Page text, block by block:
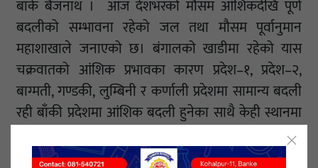
बाँके बैजनाथ । आज देशभरको मौसम आंशिकदेखि पूर्ण
बदलीको सम्भावना रहेको जल तथा मौसम पूर्वानुमान
महाशाखाले जनाएको छ। बंगालको खाडीमा रहेको यास
चक्रवातको आंशिक प्रभावका कारण प्रदेश–१, प्रदेश–२,
बाग्मती, गण्डकी, लुम्बिनी र कर्णाली प्रदेशमा सामान्य बदली
रही बाँकी प्रदेशमा आंशिक बदली हुनेका साथै केही स्थानमा
वर्षाको सम्भावना छ। देशका हिमाली/उच्च पहाडी भूभागमा
हल्का देखि मध्यम हिमपात/वर्षाको सम्भावना रहेको छ।